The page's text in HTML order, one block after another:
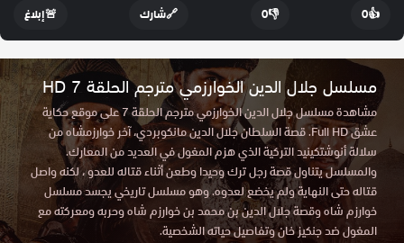
👍
0
👎
0
🔗شارك 🚨إبلاغ
مسلسل جلال الدين الخوارزمي مترجم الحلقة 7 HD
مشاهدة مسلسل جلال الدين الخوارزمي مترجم الحلقة 7 على موقع حكاية
عشق Full HD. قصة السلطان جلال الدين مانكوبردي، آخر خوارزمشاه من
سلالة أنوشتكينيد التركية الذي هزم المغول في العديد من المعارك.
والمسلسل يتناول قصة رجل ترك وحيدا وطعن أثناء قتاله للعدو ، لكنه واصل
قتاله حتى النهاية ولم يخضع لعدوه. وهو مسلسل تاريخي يجسد مسلسل
خوارزم شاه وقصة جلال الدين بن محمد بن خوارزم شاه وحربه ومعركته مع
المغول ضد جنكيز خان وتفاصيل حياته الشخصية.